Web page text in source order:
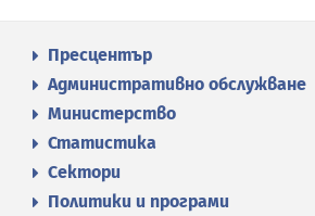
Пресцентър
Административно обслужване
Министерство
Статистика
Сектори
Политики и програми